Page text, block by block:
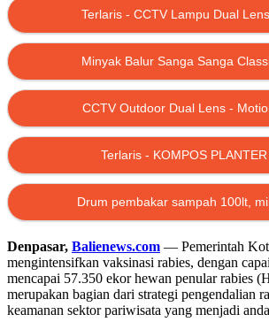
Terlaris - CCTV Lampu Dual
Minyak Balur Sanga Sanga
CCTV Outdoor Dual Lens -
Terlaris - KOMPOS PLANTER
Drum pembakar sampah 100lt,
Denpasar, Balienews.com — Pemerintah
mengintensifkan vaksinasi rabies, dengan
mencapai 57.350 ekor hewan penular rabies
merupakan bagian dari strategi pengendalian
keamanan sektor pariwisata yang menjadi